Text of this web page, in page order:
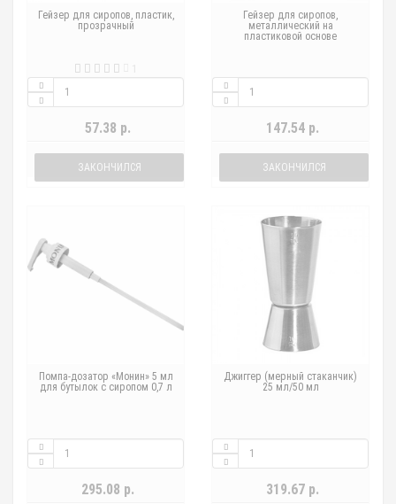
Гейзер для сиропов, пластик,
прозрачный
57.38 р.
ЗАКОНЧИЛСЯ
Гейзер для сиропов,
металлический на
пластиковой основе
147.54 р.
ЗАКОНЧИЛСЯ
Помпа-дозатор «Монин» 5 мл
для бутылок с сиропом 0,7 л
295.08 р.
Джиггер (мерный стаканчик)
25 мл/50 мл
319.67 р.